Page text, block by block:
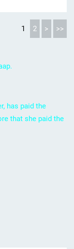
1 2 > >>
has paid the
that she paid the